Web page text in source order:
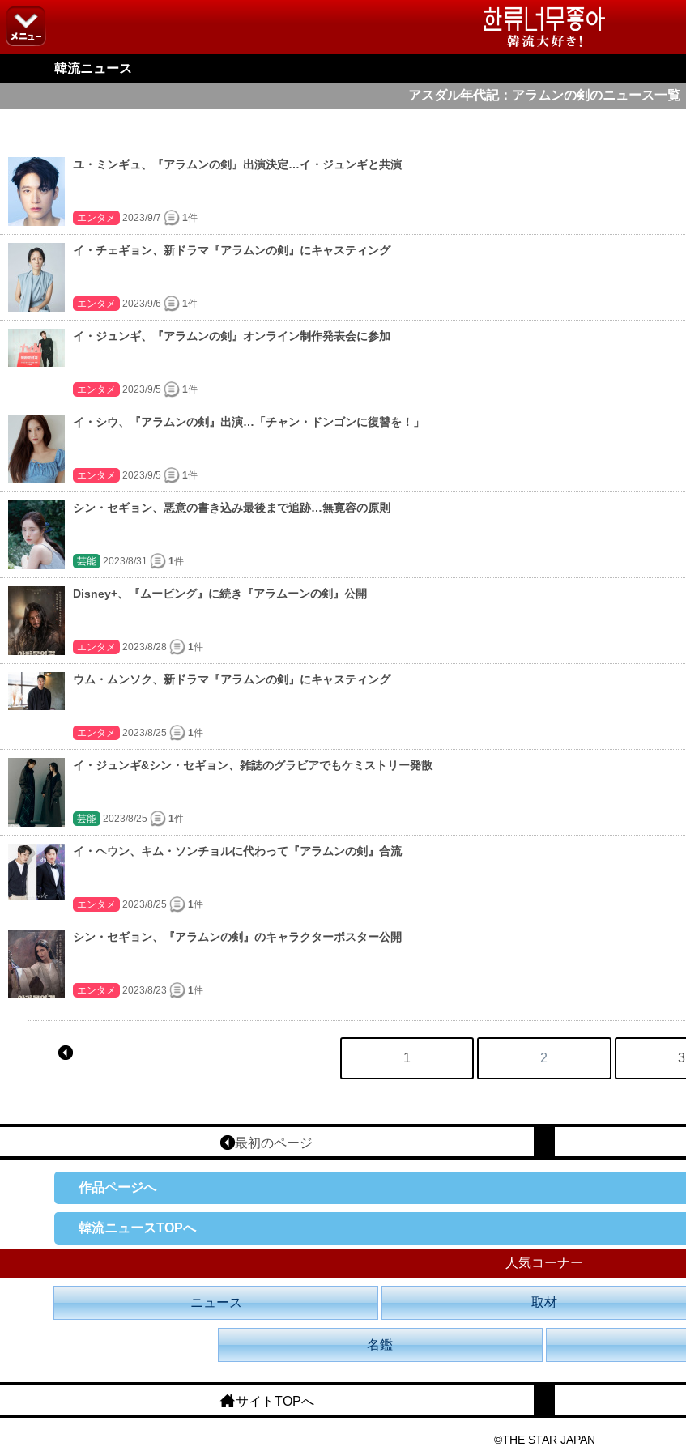
韓流ニュース
アスダル年代記：アラムンの剣のニュース一覧
ユ・ミンギュ、『アラムンの剣』出演決定…イ・ジュンギと共演
エンタメ 2023/9/7 1件
イ・チェギョン、新ドラマ『アラムンの剣』にキャスティング
エンタメ 2023/9/6 1件
イ・ジュンギ、『アラムンの剣』オンライン制作発表会に参加
エンタメ 2023/9/5 1件
イ・シウ、『アラムンの剣』出演…「チャン・ドンゴンに復讐を！」
エンタメ 2023/9/5 1件
シン・セギョン、悪意の書き込み最後まで追跡…無寛容の原則
芸能 2023/8/31 1件
Disney+、『ムービング』に続き『アラムーンの剣』公開
エンタメ 2023/8/28 1件
ウム・ムンソク、新ドラマ『アラムンの剣』にキャスティング
エンタメ 2023/8/25 1件
イ・ジュンギ&シン・セギョン、雑誌のグラビアでもケミストリー発散
芸能 2023/8/25 1件
イ・ヘウン、キム・ソンチョルに代わって『アラムンの剣』合流
エンタメ 2023/8/25 1件
シン・セギョン、『アラムンの剣』のキャラクターポスター公開
エンタメ 2023/8/23 1件
1 2 3
最初のページ
作品ページへ
韓流ニュースTOPへ
人気コーナー
ニュース 取材
名鑑
サイトTOPへ
©THE STAR JAPAN